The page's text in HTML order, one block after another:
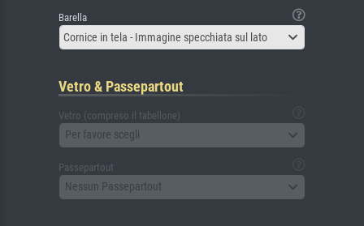
Barella
Cornice in tela - Immagine specchiata sul lato
Vetro & Passepartout
Vetro (compreso il tabellone)
Per favore scegli
Passepartout
Nessun Passepartout